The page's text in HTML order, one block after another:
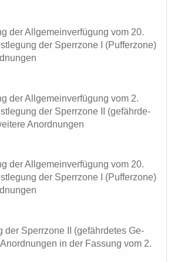
der All­ge­mein­ver­fü­gung vom 20.
der Sperr­zo­ne I (Puf­fer­zo­ne)
der All­ge­mein­ver­fü­gung vom 2.
der Sperr­zo­ne II (ge­fähr­de­
An­ord­nun­gen
der All­ge­mein­ver­fü­gung vom 20.
der Sperr­zo­ne I (Puf­fer­zo­ne)
der Sperr­zo­ne II (ge­fähr­de­tes Ge­
in der Fas­sung vom 2.